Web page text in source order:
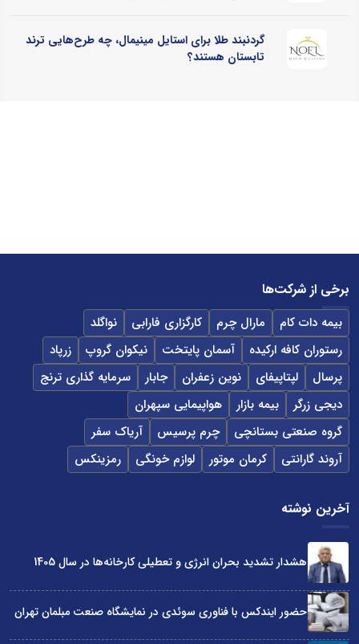
گردنبند طلا برای استایل مینیمال، چه طرح‌هایی ترند
تابستان هستند؟
برخی از شرکت‌ها
بیمه دات کام مارال چرم کارگزاری فارابی
نواگلد
رستوران کافه ارکیده
آسمان پایتخت نیکوان گروپ
زرپاد
پرسال
لپتاپیفای نوین زعفران جابار
سرمایه گذاری ترنج
دیجی زرگر
بیمه بازار
هواپیمایی سپهران
گروه صنعتی بستانچی
چرم پرسیس
آریاک سفر
آروند گارانتی
کرمان موتور لوازم خونگی رمزینکس
آخرین نوشته
هشدار تشدید بحران انرژی و تعطیلی کارخانه‌ها در سال 1405
حضور ایندکس با فناوری سوئدی در نمایشگاه صنعت مبلمان تهران